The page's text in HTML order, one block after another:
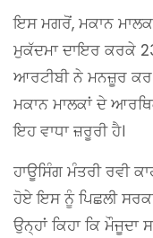
ਇਸ ਮਗਰੋਂ, ਮਕਾਨ
ਮੁਕੱਦਮਾ ਦਾਇਰ ਕਰਕੇ
ਆਰਟੀਬੀ ਨੇ ਮਨਜ਼ੂਰ
ਮਕਾਨ ਮਾਲਕਾਂ ਦੇ
ਇਹ ਵਾਧਾ ਜ਼ਰੂਰੀ ਹੈ।
ਹਾਊਸਿੰਗ ਮੰਤਰੀ ਰਵੀ
ਹੋਏ ਇਸ ਨੂੰ ਪਿਛਲੀ
ਉਨ੍ਹਾਂ ਕਿਹਾ ਕਿ ਮੌਜੂਦਾ